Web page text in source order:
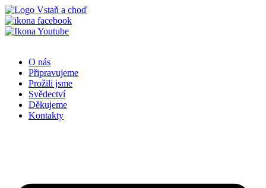
Přejít
k
obsahu
O nás
Připravujeme
Prožili jsme
Svědectví
Děkujeme
Kontakty